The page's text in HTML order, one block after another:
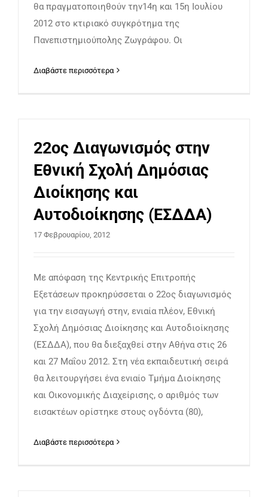
θα πραγματοποιηθούν την14η και 15η Ιουλίου
2012 στο κτιριακό συγκρότημα της
Πανεπιστημιούπολης Ζωγράφου. Οι
Διαβάστε περισσότερα
22ος Διαγωνισμός στην
Εθνική Σχολή Δημόσιας
Διοίκησης και
Αυτοδιοίκησης (ΕΣΔΔΑ)
17 Φεβρουαρίου, 2012
Με απόφαση της Κεντρικής Επιτροπής
Εξετάσεων προκηρύσσεται ο 22ος διαγωνισμός
για την εισαγωγή στην, ενιαία πλέον, Εθνική
Σχολή Δημόσιας Διοίκησης και Αυτοδιοίκησης
(ΕΣΔΔΑ), που θα διεξαχθεί στην Αθήνα στις 26
και 27 Μαΐου 2012. Στη νέα εκπαιδευτική σειρά
θα λειτουργήσει ένα ενιαίο Τμήμα Διοίκησης
και Οικονομικής Διαχείρισης, ο αριθμός των
εισακτέων ορίστηκε στους ογδόντα (80),
Διαβάστε περισσότερα